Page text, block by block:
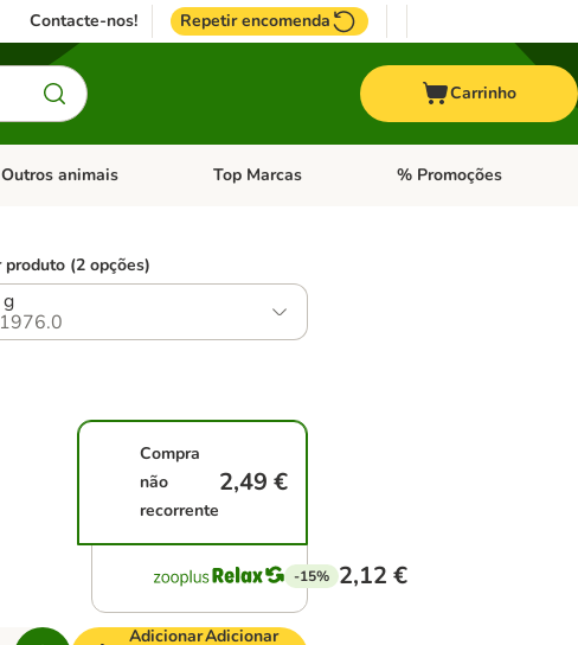
Contacte-nos! Repetir encomenda
Carrinho
menu de categoria: Pássaros
Outros animais Abrir menu de categoria: Outros animais
Top Marcas Abrir menu de categoria:
% Promoções
produto (2 opções)
Compra
não
recorrente
2,49 €
-15% 2,12 €
AdicionarAdicionar